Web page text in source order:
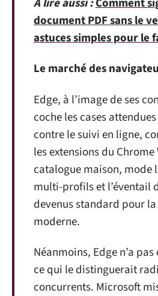
document PDF sans le
astuces simples pour le
Le marché des
Edge, à l’image de ses
coche les cases
contre le suivi en ligne,
les extensions du
catalogue maison, mode
multi-profils et l’éventail
devenus standard pour
moderne.
Néanmoins, Edge n’a
ce qui le distinguerait
concurrents. Microsoft